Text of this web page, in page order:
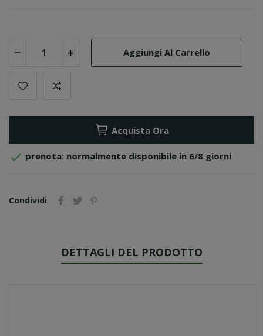
Aggiungi Al Carrello
Acquista Ora
 prenota: normalmente disponibile in 6/8 giorni
Condividi
DETTAGLI DEL PRODOTTO